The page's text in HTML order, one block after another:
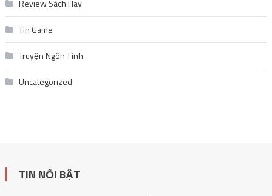
Review Sách Hay
Tin Game
Truyện Ngôn Tình
Uncategorized
TIN NỔI BẬT